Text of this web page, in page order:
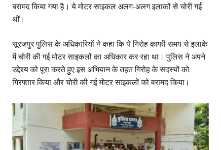
बरामद किया गया है। ये मोटर साइकल अलग-अलग इलाकों से चोरी गई
थीं।
सूरजपुर पुलिस के अधिकारियों ने कहा कि ये गिरोह काफी समय से इलाके
में चोरी की गई मोटर साइकलों का अधिकार कर रहा था। पुलिस ने अपने
उद्देश्य को पूरा करते हुए इस अभियान के तहत गिरोह के सदस्यों को
गिरफ्तार किया और चोरी की गई मोटर साइकलों को बरामद किया।